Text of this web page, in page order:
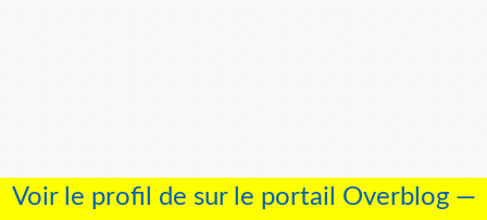
Voir le profil de sur le portail Overblog